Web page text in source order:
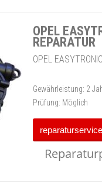
OPEL
REPARATUR
OPEL
Gewährleistung: 2
Prüfung: Möglich